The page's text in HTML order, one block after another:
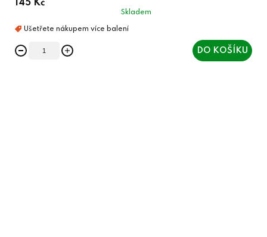
145 Kč
Skladem
DO KOŠÍKU